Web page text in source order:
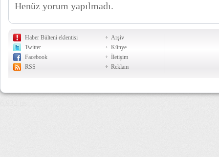
Henüz yorum yapılmadı.
Haber Bülteni eklentisi
Twitter
Facebook
RSS
Arşiv
Künye
İletişim
Reklam